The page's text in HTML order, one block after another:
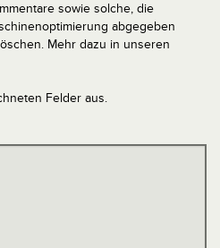
sowie solche, die
abgegeben
Mehr dazu in unseren
Felder aus.